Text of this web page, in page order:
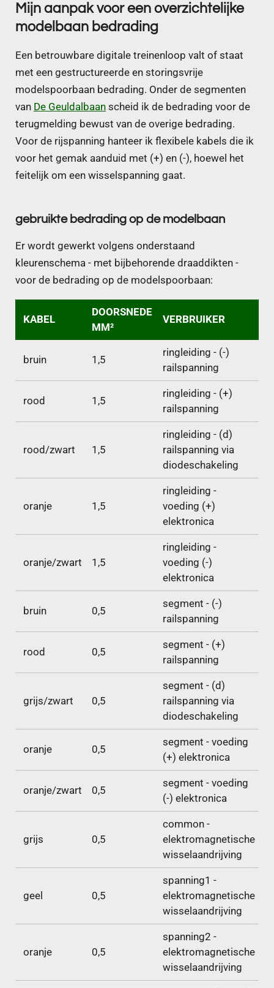
Mijn aanpak voor een overzichtelijke
modelbaan bedrading
Een betrouwbare digitale treinenloop valt of staat
met een gestructureerde en storingsvrije
modelspoorbaan bedrading. Onder de segmenten
van De Geuldalbaan scheid ik de bedrading voor de
terugmelding bewust van de overige bedrading.
Voor de rijspanning hanteer ik flexibele kabels die ik
voor het gemak aanduid met (+) en (-), hoewel het
feitelijk om een wisselspanning gaat.
gebruikte bedrading op de modelbaan
Er wordt gewerkt volgens onderstaand
kleurenschema - met bijbehorende draaddikten -
voor de bedrading op de modelspoorbaan:
KABEL
DOORSNEDE
MM²
VERBRUIKER
bruin 1,5
ringleiding - (-)
railspanning
rood 1,5
ringleiding - (+)
railspanning
rood/zwart 1,5
ringleiding - (d)
railspanning via
diodeschakeling
oranje 1,5
ringleiding -
voeding (+)
elektronica
oranje/zwart 1,5
ringleiding -
voeding (-)
elektronica
bruin 0,5
segment - (-)
railspanning
rood 0,5
segment - (+)
railspanning
grijs/zwart 0,5
segment - (d)
railspanning via
diodeschakeling
oranje 0,5
segment - voeding
(+) elektronica
oranje/zwart 0,5
segment - voeding
(-) elektronica
grijs 0,5
common -
elektromagnetische
wisselaandrijving
geel 0,5
spanning1 -
elektromagnetische
wisselaandrijving
oranje 0,5
spanning2 -
elektromagnetische
wisselaandrijving